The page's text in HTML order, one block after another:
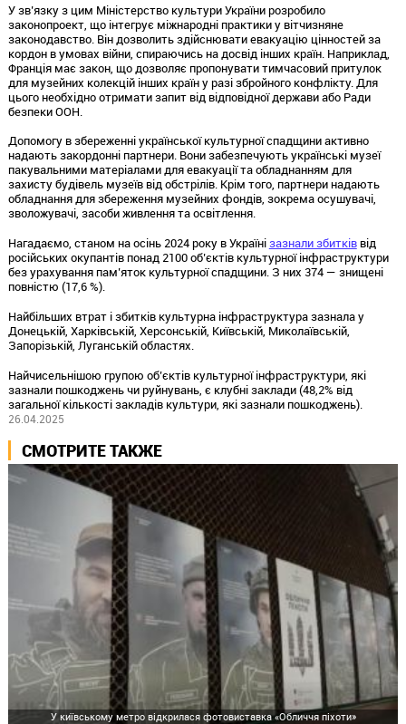
У зв’язку з цим Міністерство культури України розробило
законопроект, що інтегрує міжнародні практики у вітчизняне
законодавство. Він дозволить здійснювати евакуацію цінностей за
кордон в умовах війни, спираючись на досвід інших країн. Наприклад,
Франція має закон, що дозволяє пропонувати тимчасовий притулок
для музейних колекцій інших країн у разі збройного конфлікту. Для
цього необхідно отримати запит від відповідної держави або Ради
безпеки ООН.
Допомогу в збереженні української культурної спадщини активно
надають закордонні партнери. Вони забезпечують українські музеї
пакувальними матеріалами для евакуації та обладнанням для
захисту будівель музеїв від обстрілів. Крім того, партнери надають
обладнання для збереження музейних фондів, зокрема осушувачі,
зволожувачі, засоби живлення та освітлення.
Нагадаємо, станом на осінь 2024 року в Українізазнали збитківвід
російських окупантів понад 2100 об’єктів культурної інфраструктури
без урахування пам’яток культурної спадщини. З них 374 — знищені
повністю (17,6 %).
Найбільших втрат і збитків культурна інфраструктура зазнала у
Донецькій, Харківській, Херсонській, Київській, Миколаївській,
Запорізькій, Луганській областях.
Найчисельнішою групою об’єктів культурної інфраструктури, які
зазнали пошкоджень чи руйнувань, є клубні заклади (48,2% від
загальної кількості закладів культури, які зазнали пошкоджень).
26.04.2025
СМОТРИТЕ ТАКЖЕ
У київському метро відкрилася фотовиставка «Обличчя піхоти»